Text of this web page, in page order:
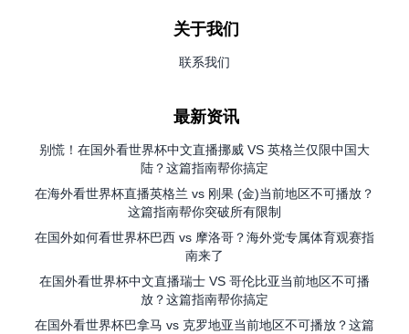
关于我们
联系我们
最新资讯
别慌！在国外看世界杯中文直播挪威 VS 英格兰仅限中国大
陆？这篇指南帮你搞定
在海外看世界杯直播英格兰 vs 刚果 (金)当前地区不可播放？
这篇指南帮你突破所有限制
在国外如何看世界杯巴西 vs 摩洛哥？海外党专属体育观赛指
南来了
在国外看世界杯中文直播瑞士 VS 哥伦比亚当前地区不可播
放？这篇指南帮你搞定
在国外看世界杯巴拿马 vs 克罗地亚当前地区不可播放？这篇